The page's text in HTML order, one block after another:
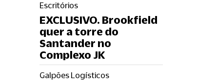
Escritórios
EXCLUSIVO. Brookfield
quer a torre do
Santander no
Complexo JK
Galpões Logísticos